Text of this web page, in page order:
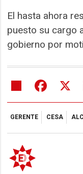
El hasta ahora
puesto su cargo
gobierno por
Share Facebook
GERENTE CESA